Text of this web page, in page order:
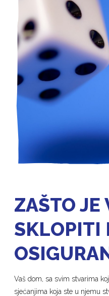
ZAŠTO JE
SKLOPITI
Vaš dom, sa svim stvarima
sjećanjima koja ste u njemu